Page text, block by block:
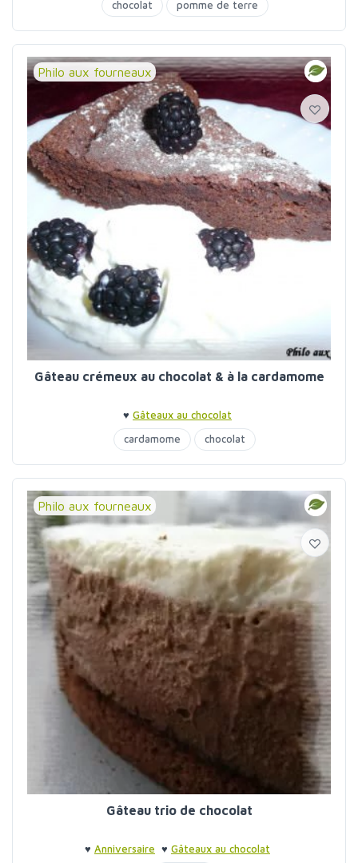
chocolat pomme de terre
Philo aux fourneaux
Gâteau crémeux au chocolat & à la cardamome
♥ Gâteaux au chocolat
cardamome
chocolat
Philo aux fourneaux
Gâteau trio de chocolat
♥ Anniversaire ♥ Gâteaux au chocolat